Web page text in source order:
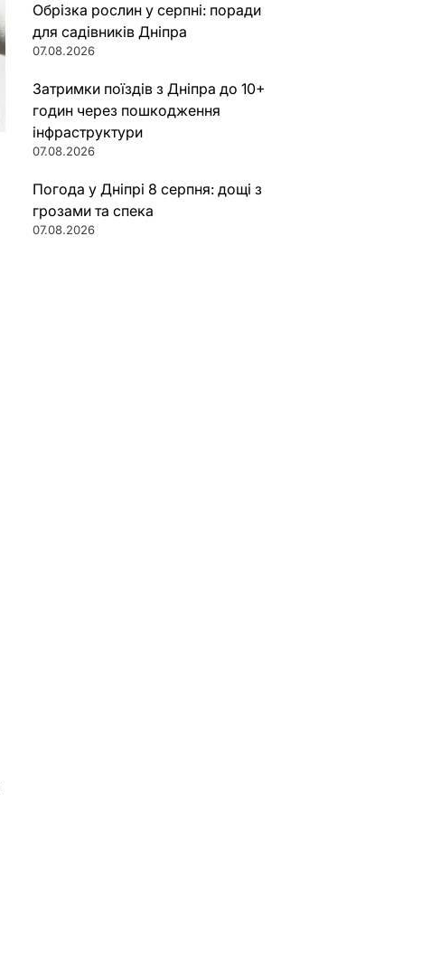
Обрізка рослин у серпні: поради
для садівників Дніпра
07.08.2026
Затримки поїздів з Дніпра до 10+
годин через пошкодження
інфраструктури
07.08.2026
Погода у Дніпрі 8 серпня: дощі з
грозами та спека
07.08.2026